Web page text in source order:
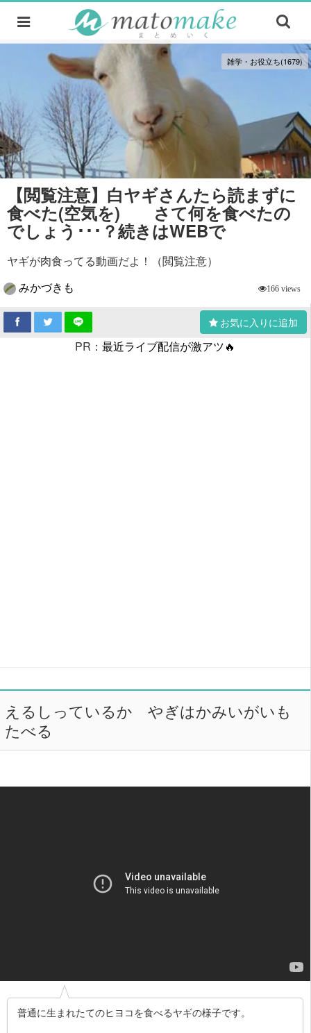
雑学・お役立ち(1679)
【閲覧注意】白ヤギさんたら読まずに
食べた(空気を) さて何を食べたの
でしょう･･･？続きはWEBで
ヤギが肉食ってる動画だよ！（閲覧注意）
みかづきも
166 views
お気に入りに追加
PR： 最近ライブ配信が激アツ🔥
えるしっているか やぎはかみいがいも
たべる
普通に生まれたてのヒヨコを食べるヤギの様子です。